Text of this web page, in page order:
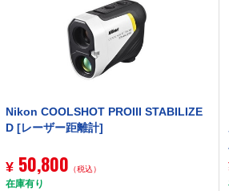
Nikon COOLSHOT PROIII STABILIZE
D [レーザー距離計]
¥ 50,800 （税込）
在庫有り